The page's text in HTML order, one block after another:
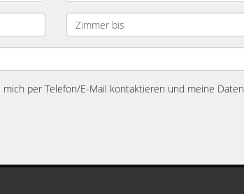
per Telefon/E-Mail kontaktieren und meine Daten